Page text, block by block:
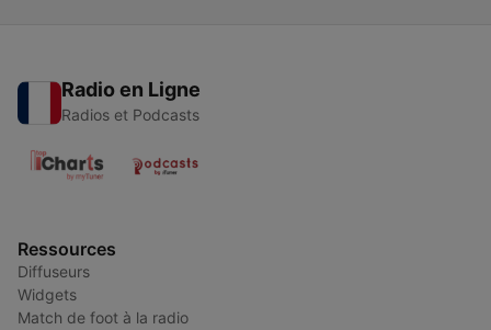
Radio en Ligne
Radios et Podcasts
Ressources
Diffuseurs
Widgets
Match de foot à la radio